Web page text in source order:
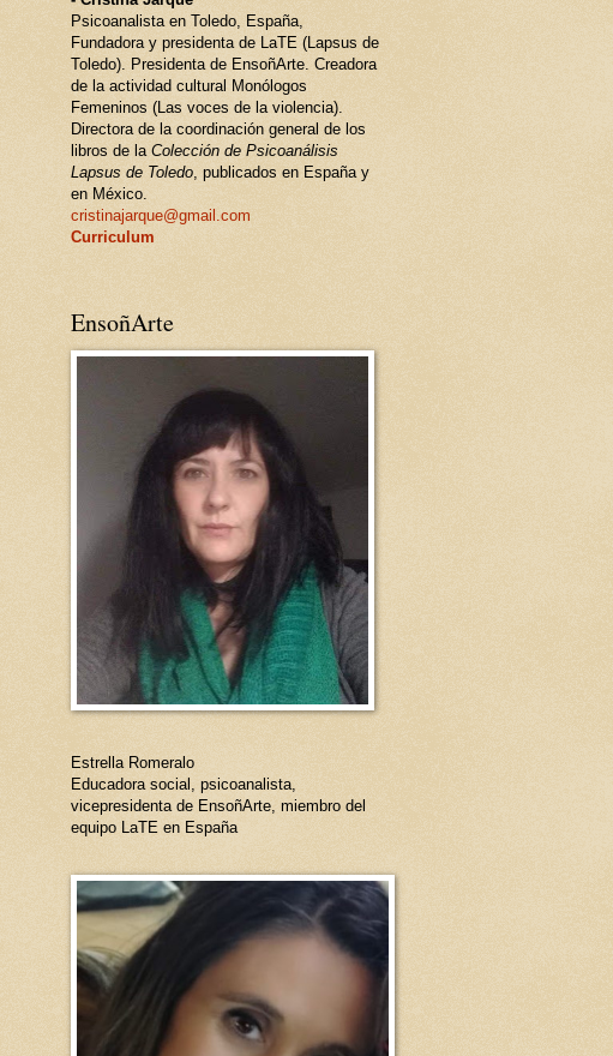
Psicoanalista en Toledo, España,
Fundadora y presidenta de LaTE (Lapsus de
Toledo). Presidenta de EnsoñArte. Creadora
de la actividad cultural Monólogos
Femeninos (Las voces de la violencia).
Directora de la coordinación general de los
libros de la Colección de Psicoanálisis
Lapsus de Toledo, publicados en España y
en México.
cristinajarque@gmail.com
Curriculum
EnsoñArte
Estrella Romeralo
Educadora social, psicoanalista,
vicepresidenta de EnsoñArte, miembro del
equipo LaTE en España